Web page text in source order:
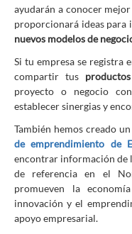
ayudarán a conocer
proporcionará ideas para
nuevos modelos de
Si tu empresa se registra
compartir tus
proyecto o negocio
establecer sinergias y
También hemos creado
de emprendimiento de
encontrar información de
de referencia en el
promueven la
innovación y el
apoyo empresarial.